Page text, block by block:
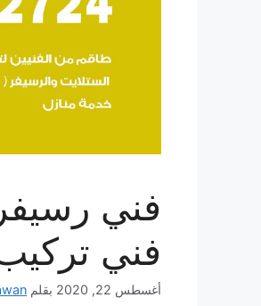
فني
أغسطس 22, 2020 بقلم